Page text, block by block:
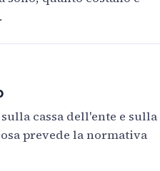
cassa dell'ente e sulla
prevede la normativa